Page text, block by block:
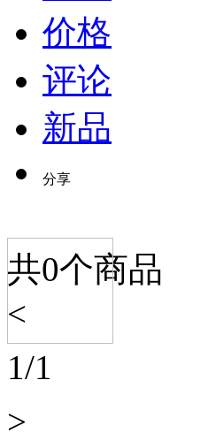
价格
评论
新品
分享
共0个商品
<
1/1
>